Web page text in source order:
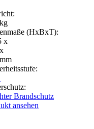
(HxBxT):
x
Brandschutz
ansehen